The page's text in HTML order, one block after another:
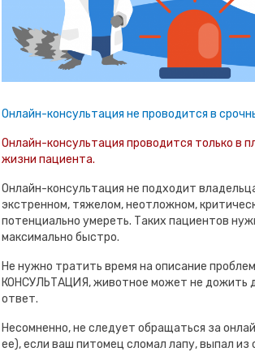
Онлайн-консультация не проводится в
Онлайн-консультация проводится только в
жизни пациента.
Онлайн-консультация не подходит
экстренном, тяжелом, неотложном,
потенциально умереть. Таких пациентов
максимально быстро.
Не нужно тратить время на описание
КОНСУЛЬТАЦИЯ, животное может не дожить
ответ.
Несомненно, не следует обращаться за
ее), если ваш питомец сломал лапу, выпал из